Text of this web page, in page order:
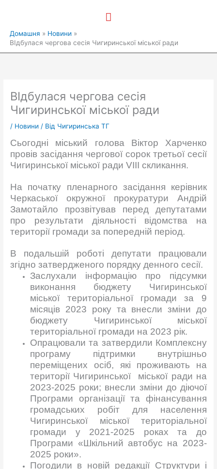
Головне
Домашня
Новини
ВІдбулася чергова сесія Чигиринської міської ради
ВІдбулася чергова сесія
Чигиринської міської ради
/ Новини / Від Чигиринська ТГ
Сьогодні міський голова Віктор Харченко
провів засідання чергової сорок третьої сесії
Чигиринської міської ради VIII скликання.
На початку пленарного засідання керівник
Черкаської окружної прокуратури Андрій
Замотайло прозвітував перед депутатами
про результати діяльності відомства на
території громади за попередній період.
В подальшій роботі депутати працювали
згідно затвердженого порядку денного сесії.
Заслухали інформацію про підсумки
виконання бюджету Чигиринської
міської територіальної громади за 9
місяців 2023 року та внесли зміни до
бюджету Чигиринської міської
територіальної громади на 2023 рік.
Опрацювали та затвердили Комплексну
програму підтримки внутрішньо
переміщених осіб, які проживають на
території Чигиринської міської ради на
2023-2025 роки; внесли зміни до діючої
Програми організації та фінансування
громадських робіт для населення
Чигиринської міської територіальної
громади у 2021-2025 роках та до
Програми «Шкільний автобус на 2023-
2025 роки».
Погодили в новій редакції Структури і